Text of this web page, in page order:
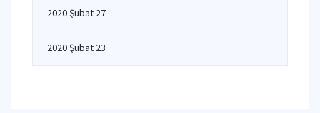
2020 Şubat 27
2020 Şubat 23